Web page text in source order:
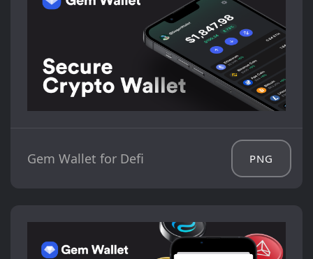
Gem Wallet for Defi PNG